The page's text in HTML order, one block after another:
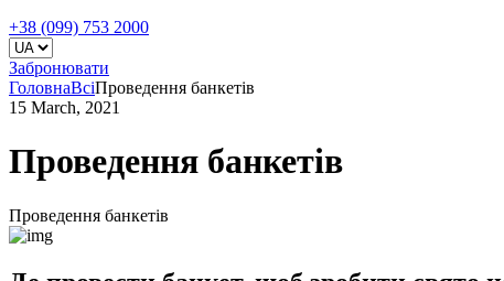
+38 (099) 753 2000
Забронювати
ГоловнаВсіПроведення банкетів
15 March, 2021
Проведення банкетів
Проведення банкетів